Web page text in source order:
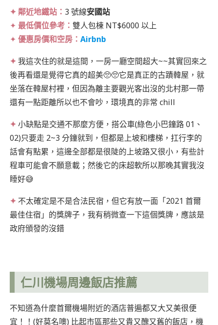
✦ 鄰近地鐵站： 3 號線安國站
✦ 最低價位參考： 雙人包棟 NT$6000 以上
✦ 優惠房價和空房： Airbnb
✦我這次住的就是這間，一房一廳空間超大~~其實回來之
後再看還是覺得它真的超美🥺🥺它是真正的古蹟韓屋，就
坐落在韓屋村裡，但因為離主要觀光客出沒的北村那一帶
還有一點距離所以也不會吵，環境真的非常 chill
✦小缺點是交通不那麼方便，搭公車(綠色小巴鐘路 01、
02)只要走 2~3 分鐘就到，但都是上坡和樓梯，扛行李的
話會有點累，這邊全部都是很陡的上坡路又很小，有些計
程車可能會不願意載；然後它的床超軟所以那晚其實我沒
睡好😅
✦ 不太確定是不是合法民宿，但它有放一面「2021 首爾
最佳住宿」的獎牌子，我有稍微查一下這個獎牌，應該是
政府頒發的沒錯
仁川機場周邊飯店推薦
不知道為什麼首爾機場附近的酒店普遍都又大又美很便
宜！！(好莫名噢) 比起市區那些又貴又醜又舊的飯店，機